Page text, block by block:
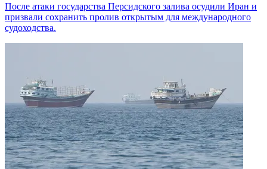
После атаки государства Персидского залива осудили Иран и
призвали сохранить пролив открытым для международного
судоходства.